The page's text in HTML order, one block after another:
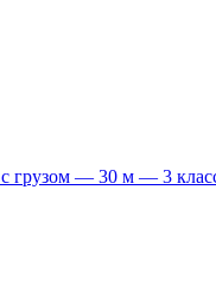
грузом — 30 м — 3